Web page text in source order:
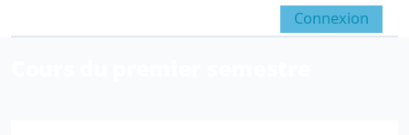
Panneau latéral
Activer/désactiver la
Connexion